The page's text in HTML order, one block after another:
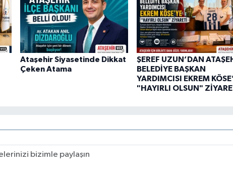
Ataşehir Siyasetinde Dikkat
Çeken Atama
ŞEREF UZUN’DAN
BELEDİYE BAŞKAN
YARDIMCISI EKREM
"HAYIRLI OLSUN"